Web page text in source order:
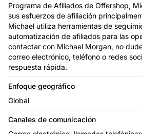
Programa de Afiliados de Offershop,
sus esfuerzos de afiliación
Michael utiliza herramientas de
automatización de afiliados para las
contactar con Michael Morgan, no
correo electrónico, teléfono o redes
respuesta rápida.
Enfoque geográfico
Global
Canales de comunicación